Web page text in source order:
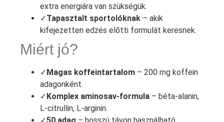
extra energiára van szükségük.
✓Tapasztalt sportolóknak – akik
kifejezetten edzés előtti formulát keresnek.
Miért jó?
✓Magas koffeintartalom – 200 mg koffein
adagonként.
✓Komplex aminosav-formula – béta-alanin,
L-citrullin, L-arginin.